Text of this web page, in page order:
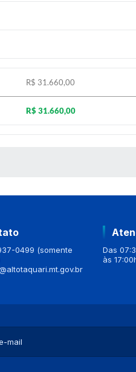
R$ 31.660,00
R$ 31.660,00
0499 (somente
Das
às